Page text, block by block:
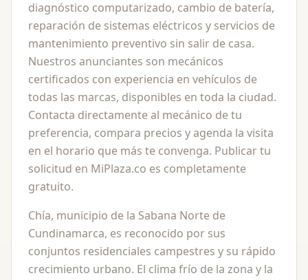
diagnóstico computarizado, cambio de batería,
reparación de sistemas eléctricos y servicios de
mantenimiento preventivo sin salir de casa.
Nuestros anunciantes son mecánicos
certificados con experiencia en vehículos de
todas las marcas, disponibles en toda la ciudad.
Contacta directamente al mecánico de tu
preferencia, compara precios y agenda la visita
en el horario que más te convenga. Publicar tu
solicitud en MiPlaza.co es completamente
gratuito.
Chía, municipio de la Sabana Norte de
Cundinamarca, es reconocido por sus
conjuntos residenciales campestres y su rápido
crecimiento urbano. El clima frío de la zona y la